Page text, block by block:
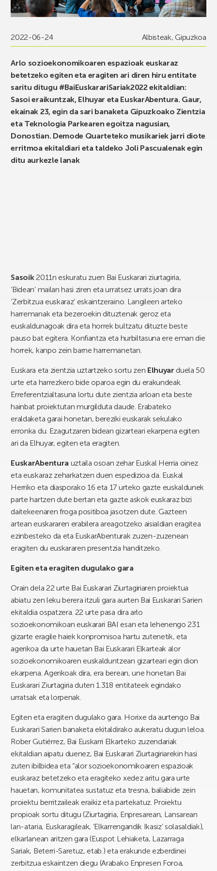
2022-06-24 Albisteak,Gipuzkoa
Arlo sozioekonomikoaren espazioak euskaraz
betetzeko egiten eta eragiten ari diren hiru entitate
saritu ditugu #BaiEuskarariSariak2022 ekitaldian:
Sasoi eraikuntzak, Elhuyar eta EuskarAbentura. Gaur,
ekainak 23, egin da sari banaketa Gipuzkoako Zientzia
eta Teknologia Parkearen egoitza nagusian,
Donostian. Demode Quarteteko musikariek jarri diote
erritmoa ekitaldiari eta taldeko Joli Pascualenak egin
ditu aurkezle lanak
Sasoik2011n eskuratu zuen Bai Euskarari ziurtagiria,
‘Bidean’ mailan hasi ziren eta urratsez urrats joan dira
‘Zerbitzua euskaraz’ eskaintzeraino. Langileen arteko
harremanak eta bezeroekin dituztenak geroz eta
euskaldunagoak dira eta horrek bultzatu dituzte beste
pauso bat egitera. Konfiantza eta hurbiltasuna ere eman die
horrek, kanpo zein barne harremanetan.
Euskara eta zientzia uztartzeko sortu zen Elhuyar duela 50
urte eta harrezkero bide oparoa egin du erakundeak.
Erreferentzialtasuna lortu dute zientzia arloan eta beste
hainbat proiektutan murgilduta daude. Erabateko
eraldaketa garai honetan, bereziki euskarak sekulako
erronka du. Ezagutzaren bidean gizarteari ekarpena egiten
ari da Elhuyar, egiten eta eragiten.
EuskarAbentura uztaila osoan zehar Euskal Herria oinez
eta euskaraz zeharkatzen duen espedizioa da. Euskal
Herriko eta diasporako 16 eta 17 urteko gazte euskaldunek
parte hartzen dute bertan eta gazte askok euskaraz bizi
daitekeenaren froga positiboa jasotzen dute. Gazteen
artean euskararen erabilera areagotzeko aisialdian eragitea
ezinbesteko da eta EuskarAbenturak zuzen-zuzenean
eragiten du euskararen presentzia handitzeko.
Egiten eta eragiten dugulako gara
Orain dela 22 urte Bai Euskarari Ziurtagiriaren proiektua
abiatu zen leku berera itzuli gara aurten Bai Euskarari Sarien
ekitaldia ospatzera. 22 urte pasa dira arlo
sozioekonomikoan euskarari BAI esan eta lehenengo 231
gizarte eragile haiek konpromisoa hartu zutenetik, eta
agerikoa da urte hauetan Bai Euskarari Elkarteak alor
sozioekonomikoaren euskalduntzean gizarteari egin dion
ekarpena. Agerikoak dira, era berean, une honetan Bai
Euskarari Ziurtagiria duten 1.318 entitateek egindako
urratsak eta lorpenak.
Egiten eta eragiten dugulako gara. Horixe da aurtengo Bai
Euskarari Sarien banaketa ekitaldirako aukeratu dugun leloa.
Rober Gutiérrez, Bai Euskarri Elkarteko zuzendariak
ekitaldian aipatu duenez, Bai Euskarari Ziurtagiriarekin hasi
zuten ibilbidea eta “alor sozioekonomikoaren espazioak
euskaraz betetzeko eta eragiteko xedez aritu gara urte
hauetan, komunitatea sustatuz eta tresna, baliabide zein
proiektu berritzaileak eraikiz eta partekatuz. Proiektu
propioak sortu ditugu (Ziurtagiria, Enpresarean, Lansarean
lan-ataria, Euskaragileak, ‘Elkarrengandik Ikasiz’ solasaldiak),
elkarlanean aritzen gara (Euspot Lehiaketa, Lazarraga
Sariak, Beterri-Saretuz, etab.) eta erakunde ezberdinei
zerbitzua eskaintzen diegu (Arabako Enpresen Foroa,